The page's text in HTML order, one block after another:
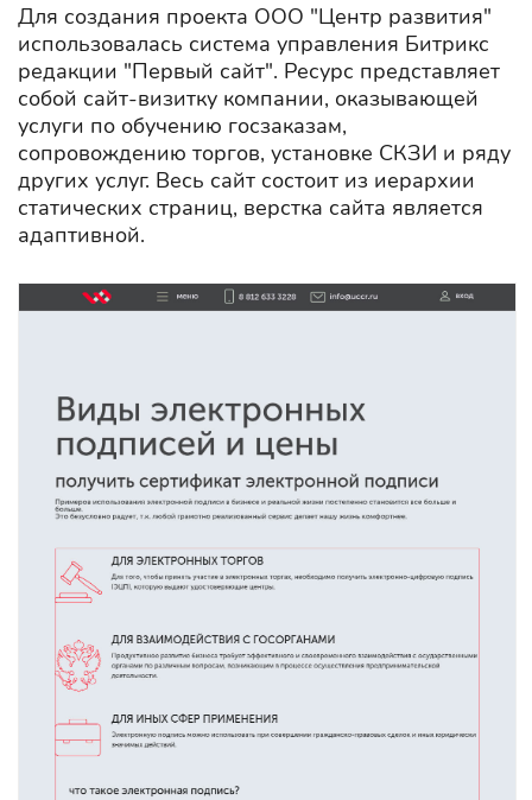
Для создания проекта ООО "Центр развития"
использовалась система управления Битрикс
редакции "Первый сайт". Ресурс представляет
собой сайт-визитку компании, оказывающей
услуги по обучению госзаказам,
сопровождению торгов, установке СКЗИ и ряду
других услуг. Весь сайт состоит из иерархии
статических страниц, верстка сайта является
адаптивной.